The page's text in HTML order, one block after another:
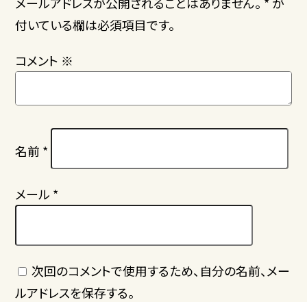
付いている欄は必須項目です。
コメント ※
名前 *
メール *
次回のコメントで使用するため、自分の名前、メー
ルアドレスを保存する。